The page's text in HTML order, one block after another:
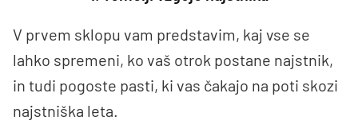
V prvem sklopu vam predstavim, kaj vse se
lahko spremeni, ko vaš otrok postane najstnik,
in tudi pogoste pasti, ki vas čakajo na poti skozi
najstniška leta.